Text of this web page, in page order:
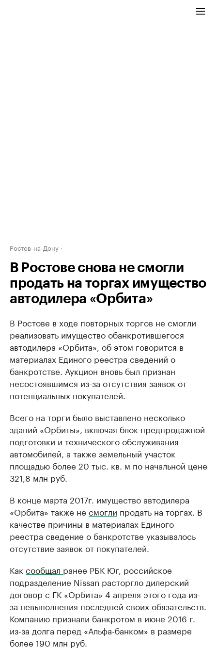
Ростов-на-Дону
В Ростове снова не смогли
продать на торгах имущество
автодилера «Орбита»
В Ростове в ходе повторных торгов не смогли
реализовать имущество обанкротившегося
автодилера «Орбита», об этом говорится в
материалах Единого реестра сведений о
банкротстве. Аукцион вновь был признан
несостоявшимся из-за отсутствия заявок от
потенциальных покупателей.
Всего на торги было выставлено несколько
зданий «Орбиты», включая блок предпродажной
подготовки и технического обслуживания
автомобилей, а также земельный участок
площадью более 20 тыс. кв. м по начальной цене
321,8 млн руб.
В конце марта 2017г. имущество автодилера
«Орбита» также не смогли продать на торгах. В
качестве причины в материалах Единого
реестра сведение о банкротстве указывалось
отсутствие заявок от покупателей.
Как сообщал ранее РБК Юг, российское
подразделение Nissan расторгло дилерский
договор с ГК «Орбита» 4 апреля этого года из-
за невыполнения последней своих обязательств.
Компанию признали банкротом в июне 2016 г.
из-за долга перед «Альфа-банком» в размере
более 190 млн руб.